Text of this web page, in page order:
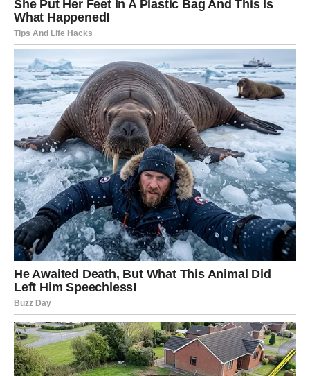
ponašanju na terenu. Zabrinutost navijača rasla je dok su
primjećivali njegovu borbu na terenu. Đoković se, tradicionalno
poznat po svojoj upornosti, činilo kao da je izgubio
razumijevanje za tempo meča i ritam koji ga je uvijek krasio.
Po završetku meča, Đoković je otvoreno razgovarao o svojim
osjećajima i izazovima s kojima se suočava tijekom ove
sezone. Njegova iskrenost nije samo razbila srce njegovih
obožavatelja, već je i pokazala ljudsku stranu sportiste koji se
suočava s pritiscima i očekivanjima, ostavljajući utisak da je i
on samo čovjek koji se bori s vlastitim demonima.
Podrška Obožavatelja i Njegova Rješenja
Nakon meča, val podrške koji je uslijedio bio je nevjerojatan.
Obožavatelji su se okupili kako bi izrazili svoju ljubav i podršku
Đokoviću, što je dodatno ojačalo njegovu volju da se vrati jači.
Preplavljen emocijama, Đoković se osvrnuo na snažnu
povezanost koju dijeli sa svojim fanovima.
ono što mi daje snagu”, priznao je, ističući kako su trenuci
poput ovih ključni za njegov mentalni sklop. Mnogi su istakli
koliko je važna uloga zajednice u životu sportista, posebno u